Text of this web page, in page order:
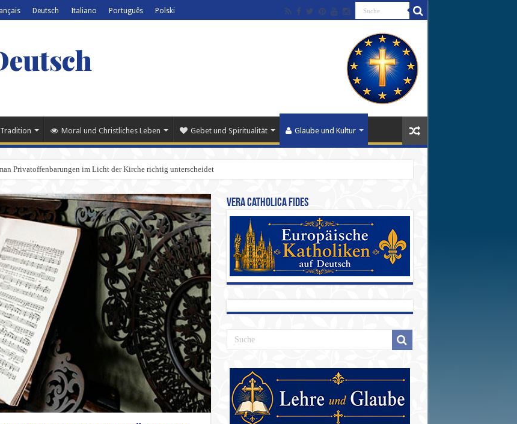
Deutsch Italiano Português Polski
Moral und Christliches Leben Gebet und Spiritualität Glaube und Kultur
Privatoffenbarungen im Licht der Kirche richtig unterscheidet
Vera Catholica Fides